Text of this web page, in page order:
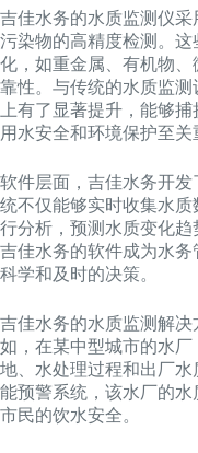
吉佳水务的水质监测仪
污染物的高精度检测。
化，如重金属、有机物
靠性。与传统的水质监
上有了显著提升，能够
用水安全和环境保护至关
软件层面，吉佳水务开
统不仅能够实时收集水
行分析，预测水质变化
吉佳水务的软件成为水
科学和及时的决策。
吉佳水务的水质监测解
如，在某中型城市的水
地、水处理过程和出厂
能预警系统，该水厂的
市民的饮水安全。